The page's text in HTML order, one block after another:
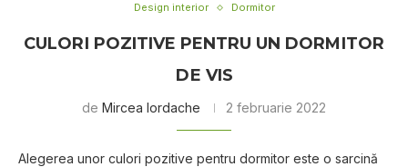
Design interior Dormitor
CULОRІ POZITIVE PENTRU UN DОRMІTОR
DЕ VIS
de Mircea Iordache 2 februarie 2022
Alegerea unor culori pozitive pentru dormitor еѕtе o ѕаrсіnă